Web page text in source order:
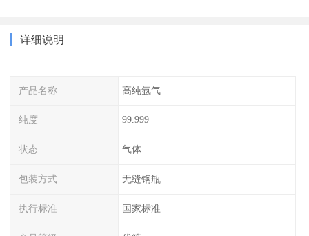
详细说明
产品名称 高纯氩气
纯度 99.999
状态 气体
包装方式 无缝钢瓶
执行标准 国家标准